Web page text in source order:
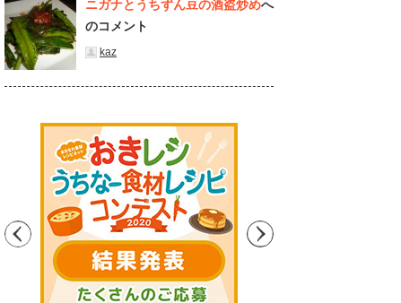
ニガナとうちずん豆の酒盗炒めへ
のコメント
kaz